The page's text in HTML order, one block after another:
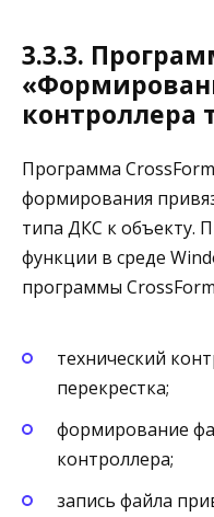
3.3.3.
контроллера
Программа
формирования
типа ДКС к объекту.
функции в среде
программы
технический
перекрестка;
формирование
контроллера;
запись файла